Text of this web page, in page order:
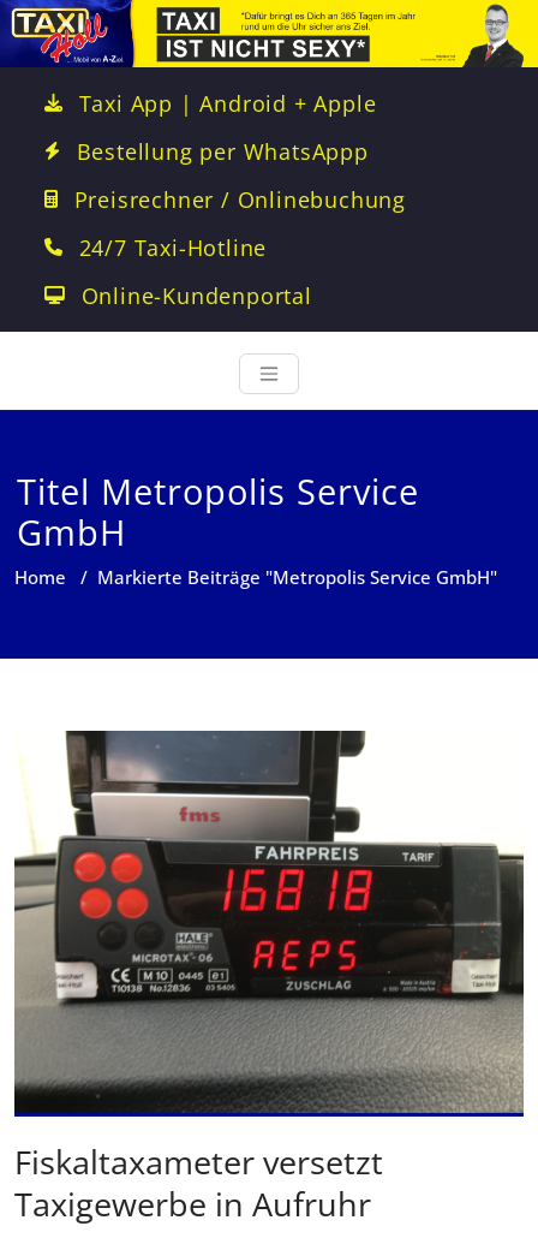
Taxi App | Android + Apple
Bestellung per WhatsAppp
Preisrechner / Onlinebuchung
24/7 Taxi-Hotline
Online-Kundenportal
Titel Metropolis Service
GmbH
Home / Markierte Beiträge "Metropolis Service GmbH"
Fiskaltaxameter versetzt
Taxigewerbe in Aufruhr